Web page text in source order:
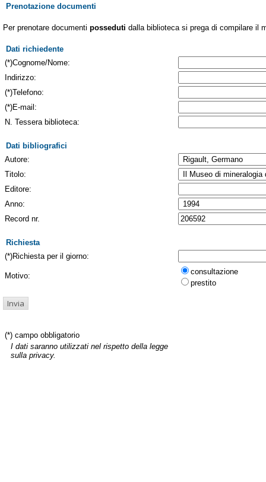
Prenotazione documenti
Per prenotare documenti posseduti dalla biblioteca si prega di compilare il
Dati richiedente
(*)Cognome/Nome:
Indirizzo:
(*)Telefono:
(*)E-mail:
N. Tessera biblioteca:
Dati bibliografici
Autore:
Titolo:
Editore:
Anno:
Record nr.
Richiesta
(*)Richiesta per il giorno:
Motivo:
consultazione
prestito
(*) campo obbligatorio
I dati saranno utilizzati nel rispetto della legge
sulla privacy.